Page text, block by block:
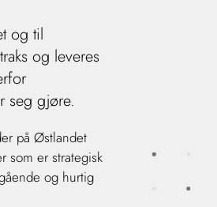
og til
og leveres
seg gjøre.
på Østlandet
som er strategisk
og hurtig